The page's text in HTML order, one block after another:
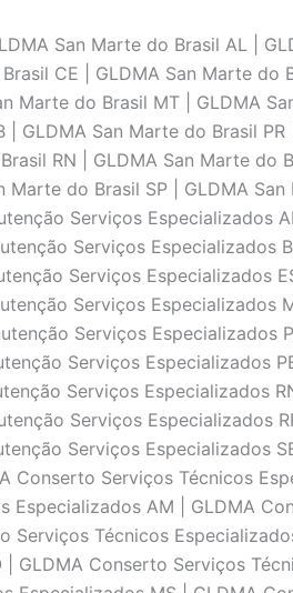
San Marte do Brasil AL |
CE | GLDMA San Marte
Marte do Brasil MT | GLDMA
GLDMA San Marte do Brasil
RN | GLDMA San Marte do
Marte do Brasil SP | GLDMA
Serviços Especializados
Serviços Especializados
Serviços Especializados
Serviços Especializados
Serviços Especializados
Serviços Especializados
Serviços Especializados
Serviços Especializados
Serviços Especializados
Conserto Serviços Técnicos
Especializados AM | GLDMA
Técnicos
GLDMA Conserto Serviços